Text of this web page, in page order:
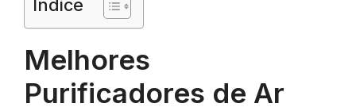
Índice
Melhores
Purificadores de Ar